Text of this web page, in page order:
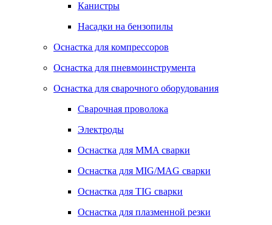
Канистры
Насадки на бензопилы
Оснастка для компрессоров
Оснастка для пневмоинструмента
Оснастка для сварочного оборудования
Сварочная проволока
Электроды
Оснастка для MMA сварки
Оснастка для MIG/MAG сварки
Оснастка для TIG сварки
Оснастка для плазменной резки